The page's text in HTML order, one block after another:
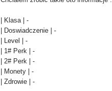
| Klasa | -
| Doswiadczenie | -
| Level | -
| 1# Perk | -
| 2# Perk | -
| Monety | -
| Zdrowie | -